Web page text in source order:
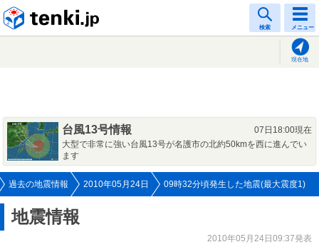
検索 メニュー
現在地
台風13号情報
07日18:00現在
大型で非常に強い台風13号が名護市の北約50kmを西に進んでい
ます
過去の地震情報 2010年05月24日 09時32分頃発生した地震(最大震度1)
地震情報
2010年05月24日09:37発表